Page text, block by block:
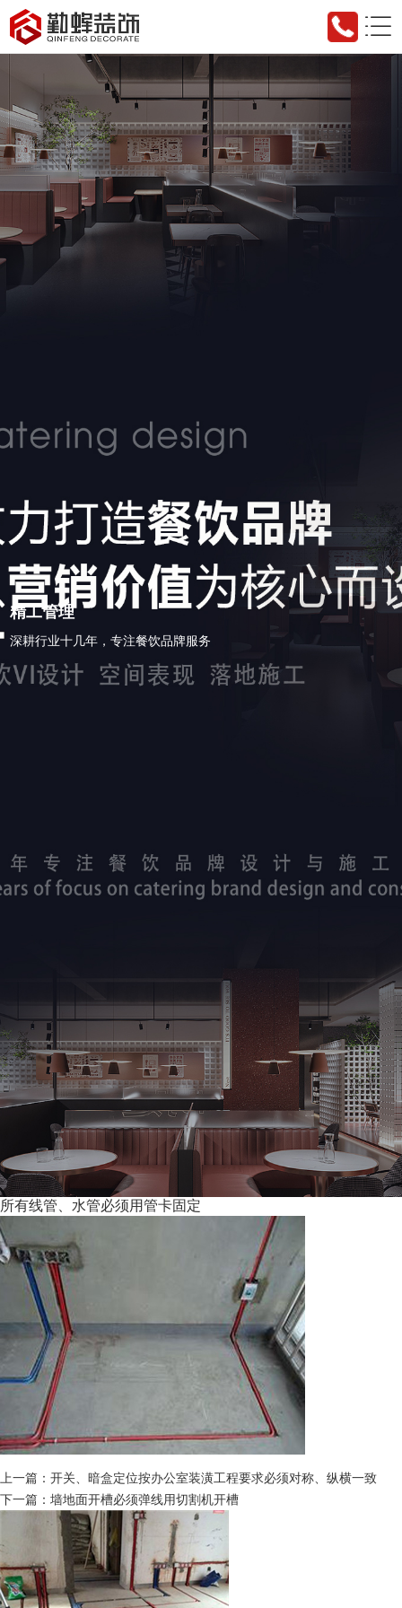
精工管理
深耕行业十几年，专注餐饮品牌服务
所有线管、水管必须用管卡固定
上一篇：开关、暗盒定位按办公室装潢工程要求必须对称、纵横一致
下一篇：墙地面开槽必须弹线用切割机开槽